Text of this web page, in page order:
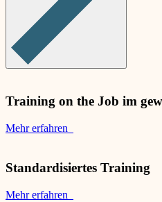
Training on the Job im
Mehr erfahren
Standardisiertes Training
Mehr erfahren